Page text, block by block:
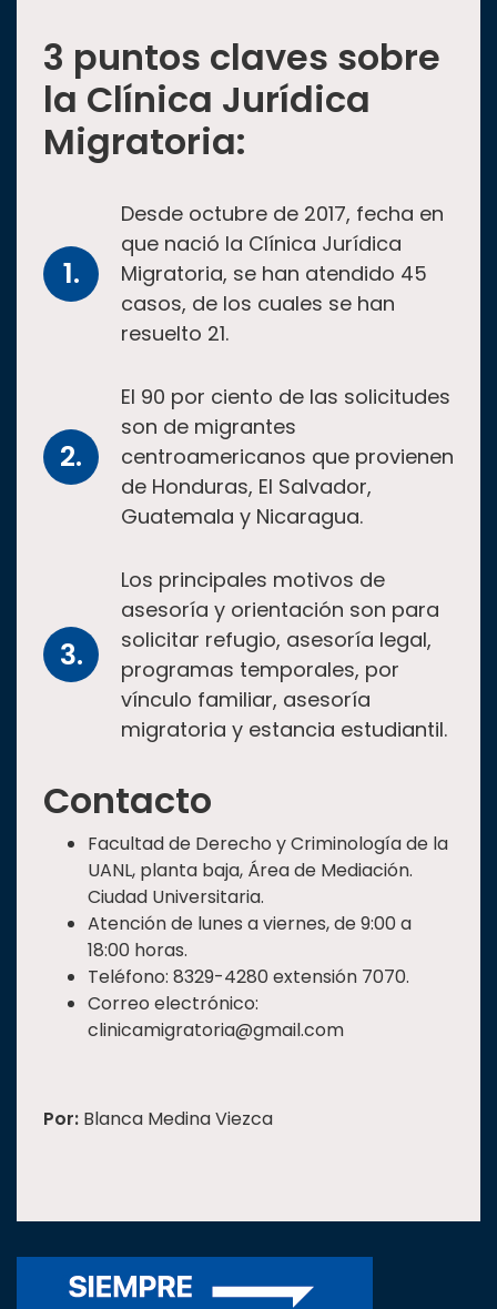
3 puntos claves sobre
la Clínica Jurídica
Migratoria:
Desde octubre de 2017, fecha en
que nació la Clínica Jurídica
Migratoria, se han atendido 45
casos, de los cuales se han
resuelto 21.
El 90 por ciento de las solicitudes
son de migrantes
centroamericanos que provienen
de Honduras, El Salvador,
Guatemala y Nicaragua.
Los principales motivos de
asesoría y orientación son para
solicitar refugio, asesoría legal,
programas temporales, por
vínculo familiar, asesoría
migratoria y estancia estudiantil.
Contacto
Facultad de Derecho y Criminología de la
UANL, planta baja, Área de Mediación.
Ciudad Universitaria.
Atención de lunes a viernes, de 9:00 a
18:00 horas.
Teléfono: 8329-4280 extensión 7070.
Correo electrónico:
clinicamigratoria@gmail.com
Por: Blanca Medina Viezca